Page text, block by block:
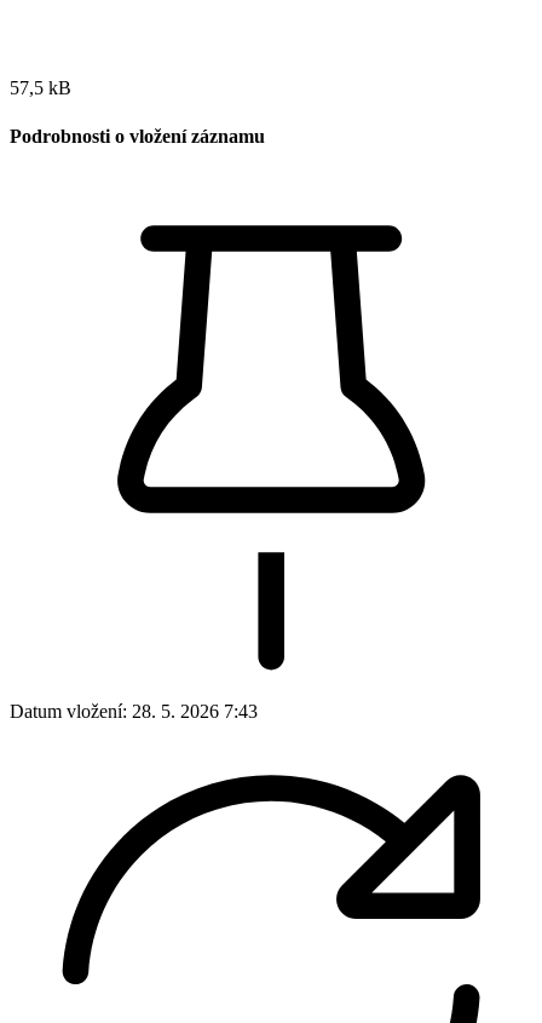
57,5 kB
Podrobnosti o vložení záznamu
Datum vložení: 28. 5. 2026 7:43